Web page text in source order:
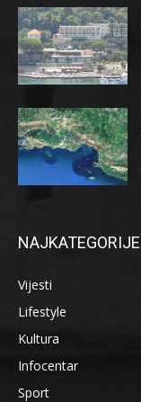
NAJKATEGORIJE
Vijesti
Lifestyle
Kultura
Infocentar
Sport